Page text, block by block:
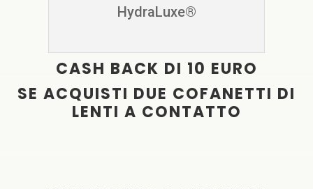
HydraLuxe®
CASH BACK DI 10 EURO
SE ACQUISTI DUE COFANETTI DI
LENTI A CONTATTO